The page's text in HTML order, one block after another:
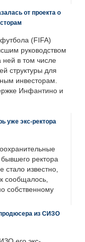
от проекта о
(FIFA)
руководством
ней в том числе
структуры для
инвесторам.
Инфантино и
уже экс-ректора
ректора
стало известно,
сообщалось,
собственному
продюсера из СИЗО